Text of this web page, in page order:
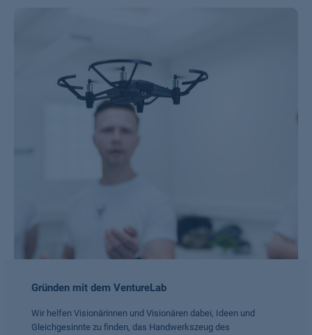
Gründen mit dem VentureLab
Wir helfen Visionärinnen und Visionären dabei, Ideen und
Gleichgesinnte zu finden, das Handwerkszeug des